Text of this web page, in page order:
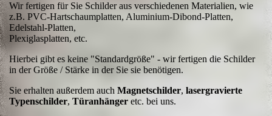
Wir fertigen für Sie Schilder aus verschiedenen Materialien, wie
z.B. PVC-Hartschaumplatten, Aluminium-Dibond-Platten,
Edelstahl-Platten,
Plexiglasplatten, etc.
Hierbei gibt es keine "Standardgröße" - wir fertigen die Schilder
in der Größe / Stärke in der Sie sie benötigen.
Sie erhalten außerdem auch Magnetschilder, lasergravierte
Typenschilder, Türanhänger etc. bei uns.